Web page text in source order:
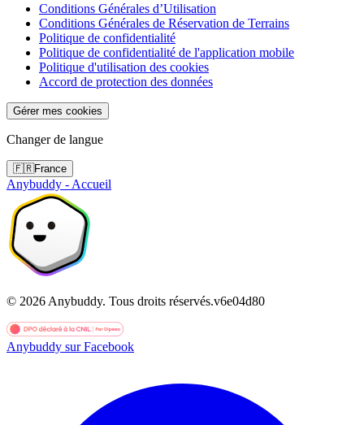
Conditions Générales d’Utilisation
Conditions Générales de Réservation de Terrains
Politique de confidentialité
Politique de confidentialité de l'application mobile
Politique d'utilisation des cookies
Accord de protection des données
Gérer mes cookies
Changer de langue
🇫🇷France
Anybuddy - Accueil
© 2026 Anybuddy. Tous droits réservés.v6e04d80
Anybuddy sur Facebook